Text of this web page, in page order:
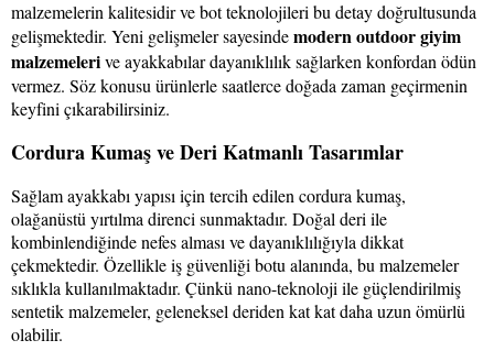
malzemelerin kalitesidir ve bot teknolojileri bu detay doğrultusunda
gelişmektedir. Yeni gelişmeler sayesindemodern outdoor giyim
malzemelerive ayakkabılar dayanıklılık sağlarken konfordan ödün
vermez. Söz konusu ürünlerle saatlerce doğada zaman geçirmenin
keyfini çıkarabilirsiniz.
Cordura Kumaş ve Deri Katmanlı Tasarımlar
Sağlam ayakkabı yapısı için tercih edilen cordura kumaş,
olağanüstü yırtılma direnci sunmaktadır. Doğal deri ile
kombinlendiğinde nefes alması ve dayanıklılığıyla dikkat
çekmektedir. Özellikle iş güvenliği botu alanında, bu malzemeler
sıklıkla kullanılmaktadır. Çünkü nano-teknoloji ile güçlendirilmiş
sentetik malzemeler, geleneksel deriden kat kat daha uzun ömürlü
olabilir.